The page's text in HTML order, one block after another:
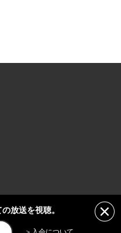
び動画などは日本の著作権法や国
放送を視聴。